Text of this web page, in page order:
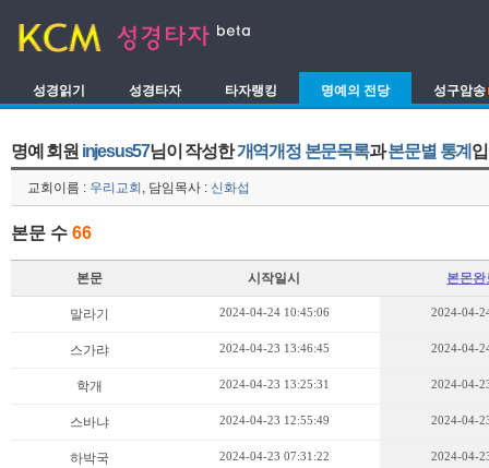
성경읽기 성경타자 타자랭킹 명예의 전당 성구암송
명예 회원 injesus57님이 작성한개역개정 본문목록과본문별 통계
교회이름 : 우리교회 , 담임목사 : 신화섭
본문 수 66
본문 시작일시 본몬
말라기 2024-04-24 10:45:06 2024-04-
스가랴 2024-04-23 13:46:45 2024-04-
학개 2024-04-23 13:25:31 2024-04-
스바냐 2024-04-23 12:55:49 2024-04-
하박국 2024-04-23 07:31:22 2024-04-